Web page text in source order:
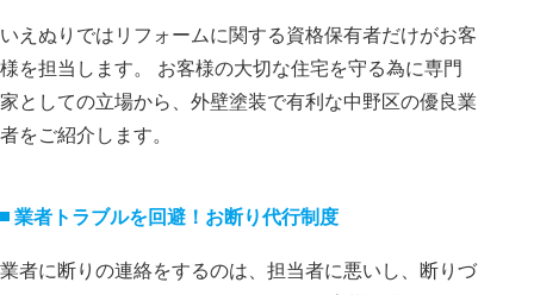
いえぬりではリフォームに関する資格保有者だけがお客
様を担当します。 お客様の大切な住宅を守る為に専門
家としての立場から、外壁塗装で有利な中野区の優良業
者をご紹介します。
業者トラブルを回避！お断り代⾏制度
業者に断りの連絡をするのは、担当者に悪いし、断りづ